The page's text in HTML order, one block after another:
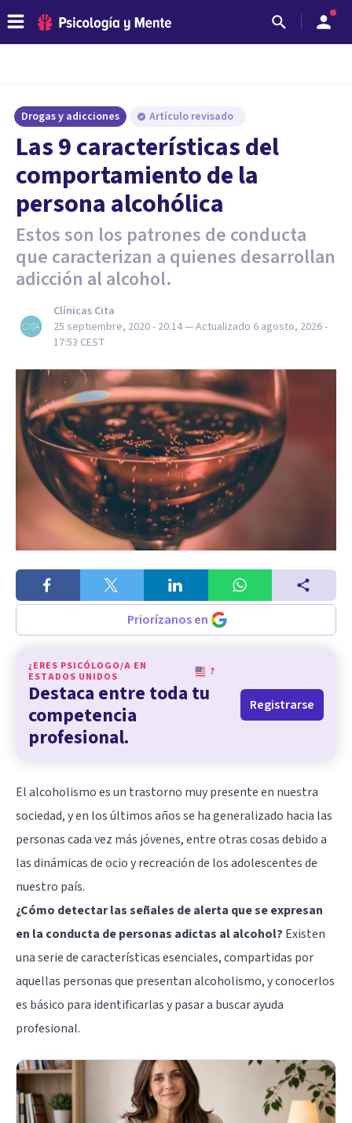
Drogas y adicciones Artículo revisado
Las 9 características del
comportamiento de la
persona alcohólica
Estos son los patrones de conducta
que caracterizan a quienes desarrollan
adicción al alcohol.
Clínicas Cita
25 septiembre, 2020 - 20:14— Actualizado 6 agosto, 2026 -
17:53 CEST
Priorízanos en
¿ERES PSICÓLOGO/A EN
ESTADOS UNIDOS
?
Destaca entre toda tu
competencia
profesional.
Registrarse
El alcoholismo es un trastorno muy presente en nuestra
sociedad, y en los últimos años se ha generalizado hacia las
personas cada vez más jóvenes, entre otras cosas debido a
las dinámicas de ocio y recreación de los adolescentes de
nuestro país.
¿Cómo detectar las señales de alerta que se expresan
en la conducta de personas adictas al alcohol? Existen
una serie de características esenciales, compartidas por
aquellas personas que presentan alcoholismo, y conocerlos
es básico para identificarlas y pasar a buscar ayuda
profesional.